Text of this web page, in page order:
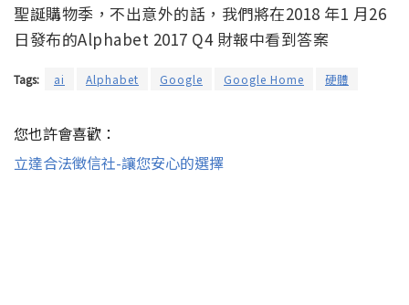
聖誕購物季，不出意外的話，我們將在2018 年1 月26
日發布的Alphabet 2017 Q4 財報中看到答案
Tags: ai Alphabet Google Google Home 硬體
您也許會喜歡：
立達合法徵信社-讓您安心的選擇